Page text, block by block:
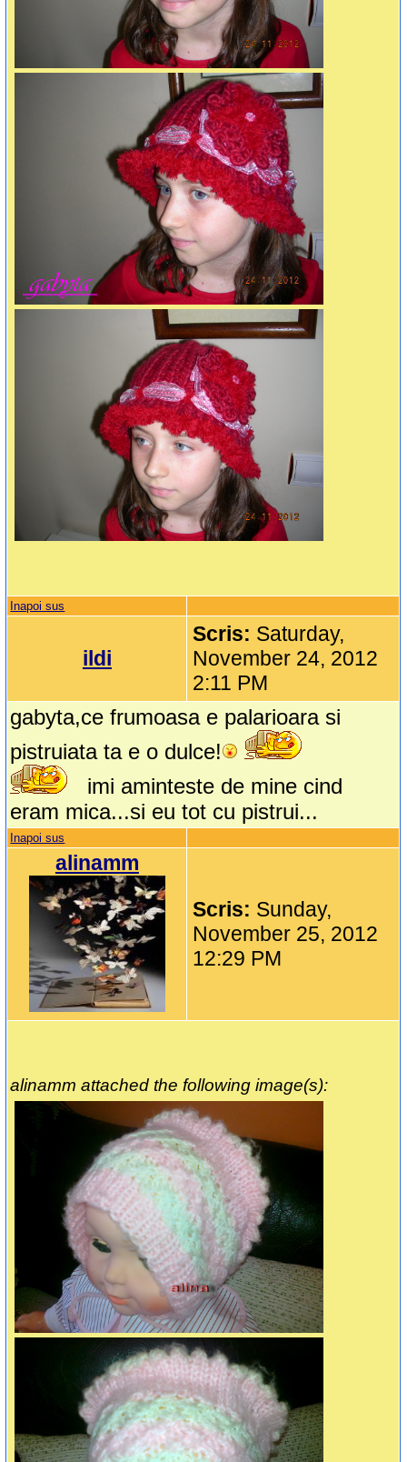
Inapoi sus
ildi
Scris: Saturday,
November 24, 2012
2:11 PM
gabyta,ce frumoasa e palarioara si
pistruiata ta e o dulce!
imi aminteste de mine cind
eram mica...si eu tot cu pistrui...
Inapoi sus
alinamm
Scris: Sunday,
November 25, 2012
12:29 PM
alinamm attached the following image(s):